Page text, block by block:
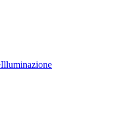
Illuminazione